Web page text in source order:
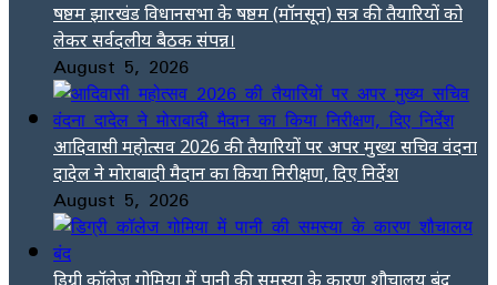
षष्ठम झारखंड विधानसभा के षष्ठम (मॉनसून) सत्र की तैयारियों को
लेकर सर्वदलीय बैठक संपन्न।
August 5, 2026
आदिवासी महोत्सव 2026 की तैयारियों पर अपर मुख्य सचिव वंदना
दादेल ने मोराबादी मैदान का किया निरीक्षण, दिए निर्देश
August 5, 2026
डिग्री कॉलेज गोमिया में पानी की समस्या के कारण शौचालय बंद